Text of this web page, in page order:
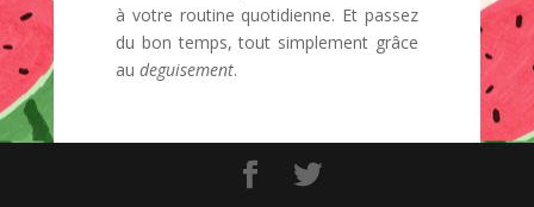
à votre routine quotidienne. Et passez
du bon temps, tout simplement grâce
au deguisement.